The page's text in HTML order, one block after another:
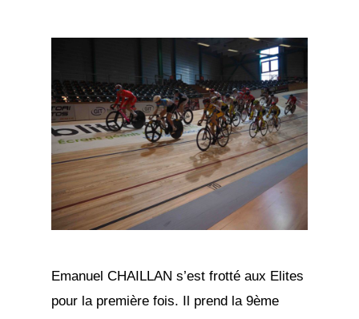
Emanuel CHAILLAN s’est frotté aux Elites
pour la première fois. Il prend la 9ème